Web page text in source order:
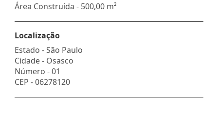
Área Construída - 500,00 m²
Localização
Estado -São Paulo
Cidade - Osasco
Número -01
CEP -06278120